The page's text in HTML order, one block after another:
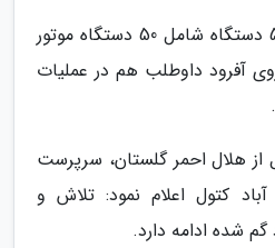
وی ادامه داد: همچنین 55 دستگاه شامل 50 دستگاه موتور
خودروی آفرود داوطلب هم در عملیات
از هلال احمر گلستان، سرپرست
کتول اعلام نمود: تلاش و
شده ادامه دارد.